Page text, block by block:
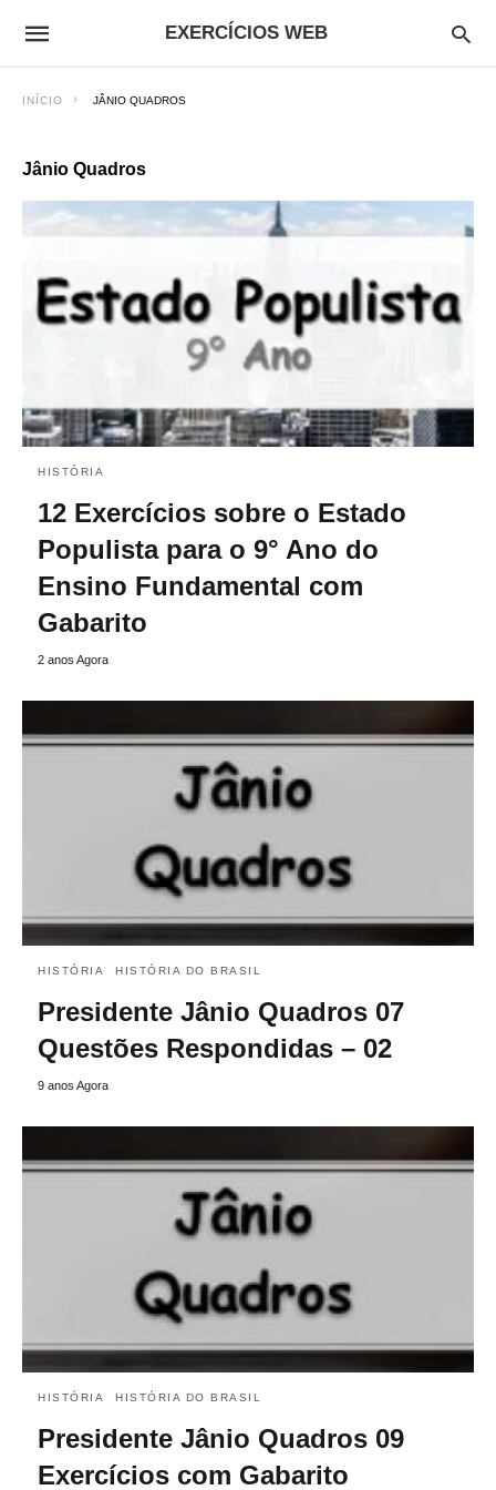
EXERCÍCIOS WEB
INÍCIO JÂNIO QUADROS
Jânio Quadros
HISTÓRIA
12 Exercícios sobre o Estado
Populista para o 9° Ano do
Ensino Fundamental com
Gabarito
2 anos Agora
HISTÓRIA HISTÓRIA DO BRASIL
Presidente Jânio Quadros 07
Questões Respondidas – 02
9 anos Agora
HISTÓRIA HISTÓRIA DO BRASIL
Presidente Jânio Quadros 09
Exercícios com Gabarito